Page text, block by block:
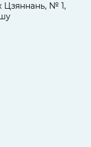
Цзяннань, № 1,